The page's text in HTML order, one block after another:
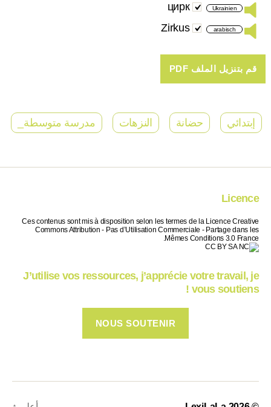
Ukrainien
цирк
arabisch
Zirkus
إبتدائي حضانة النزهات مدرسة متوسطة_
Licence
Ces contenus sont mis à disposition selon les termes de la Licence Creative
Commons Attribution - Pas d’Utilisation Commerciale - Partage dans les
Mêmes Conditions 3.0 France.
J’utilise vos ressources, j’apprécie votre travail, je
vous soutiens !
NOUS SOUTENIR